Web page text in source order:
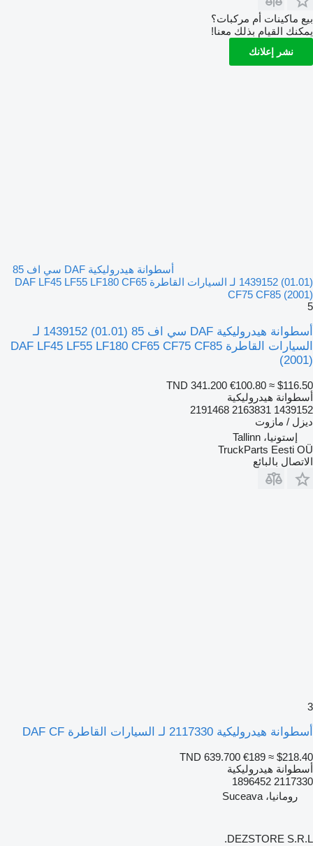
بيع ماكينات أم مركبات؟
يمكنك القيام بذلك معنا!
نشر إعلانك
أسطوانة هيدروليكية DAF سي اف 85
(01.01) 1439152 لـ السيارات القاطرة DAF LF45 LF55 LF180 CF65
CF75 CF85 (2001)
5
أسطوانة هيدروليكية DAF سي اف 85 (01.01) 1439152 لـ
السيارات القاطرة DAF LF45 LF55 LF180 CF65 CF75 CF85
(2001)
TND 341.200 €100.80 ≈ $116.50
أسطوانة هيدروليكية
1439152 2163831 2191468
ديزل / مازوت
إستونيا، Tallinn
TruckParts Eesti OÜ
الاتصال بالبائع
3
أسطوانة هيدروليكية 2117330 لـ السيارات القاطرة DAF CF
TND 639.700 €189 ≈ $218.40
أسطوانة هيدروليكية
2117330 1896452
رومانيا، Suceava
DEZSTORE S.R.L.